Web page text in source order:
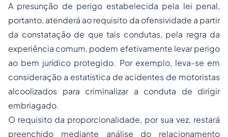
A presunção de perigo estabelecida pela lei penal,
portanto, atenderá ao requisito da ofensividade a partir
da constatação de que tais condutas, pela regra da
experiência comum, podem efetivamente levar perigo
ao bem jurídico protegido. Por exemplo, leva-se em
consideração a estatística de acidentes de motoristas
alcoolizados para criminalizar a conduta de dirigir
embriagado.
O requisito da proporcionalidade, por sua vez, restará
preenchido mediante análise do relacionamento